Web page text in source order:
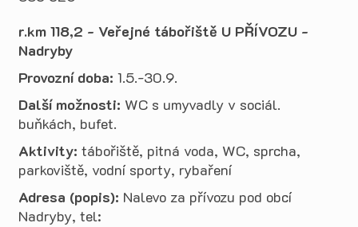
r.km 118,2 - Veřejné tábořiště U PŘÍVOZU -
Nadryby
Provozní doba: 1.5.-30.9.
Další možnosti: WC s umyvadly v sociál.
buňkách, bufet.
Aktivity: tábořiště, pitná voda, WC, sprcha,
parkoviště, vodní sporty, rybaření
Adresa (popis): Nalevo za přívozu pod obcí
Nadryby, tel: